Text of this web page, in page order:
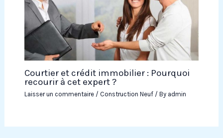
Courtier et crédit immobilier : Pourquoi
recourir à cet expert ?
Laisser un commentaire / Construction Neuf/ By admin